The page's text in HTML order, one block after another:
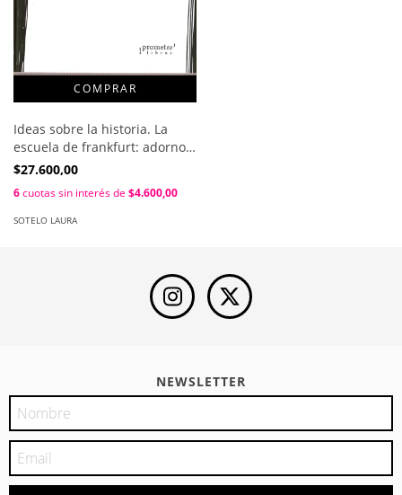
Ideas sobre la historia. La
escuela de frankfurt: adorno,
horkheimer y marcuse / Laura
$27.600,00
6cuotas sin interés de $4.600,00
SOTELO LAURA
NEWSLETTER